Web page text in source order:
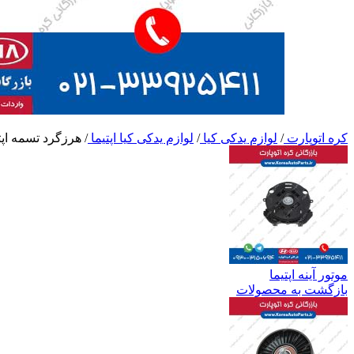
کره اتوپارت/ لوازم یدکی کیا/ لوازم یدکی کیا اپتیما/ هرزگرد تسمه
موتور آینه اپتیما
بازگشت به محصولات